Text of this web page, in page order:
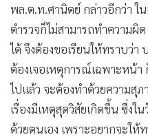
พล.ต.ท.ศานิตย์ กล่าวอีกว่า ใ
ตำรวจก็ไม่สามารถทำความผิ
ได้ จึงต้องขอเรียนให้ทราบว่า
ต้องเจอเหตุการณ์เฉพาะหน้า
ไปแล้ว จะต้องทำด้วยความสุ
เรื่องมีเหตุสุดวิสัยเกิดขึ้น ซึ่ง
ด้วยตนเอง เพราะอยากจะใ